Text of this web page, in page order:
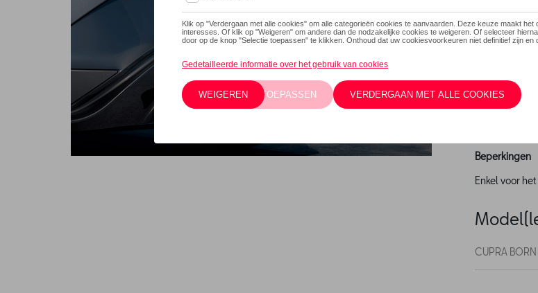
Breid de
ontworpen
sportieve
Beperkingen
Enkel voor
CUPRA BORN